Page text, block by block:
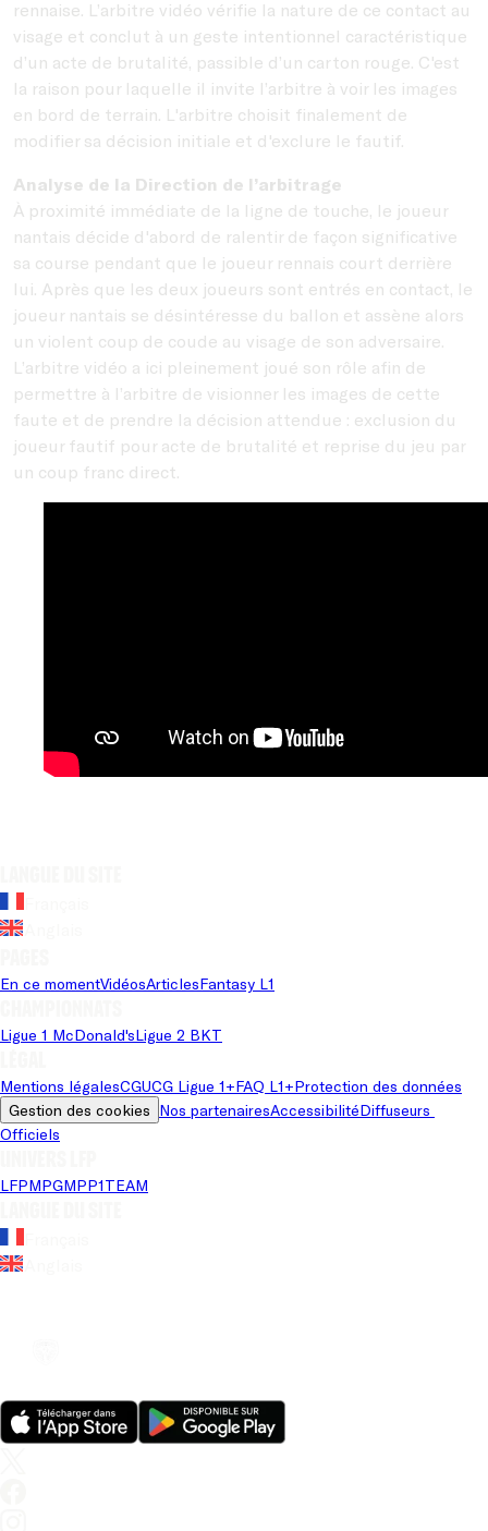
rennaise. L’arbitre vidéo vérifie la nature de ce contact au
visage et conclut à un geste intentionnel caractéristique
d’un acte de brutalité, passible d’un carton rouge. C'est
la raison pour laquelle il invite l’arbitre à voir les images
en bord de terrain. L'arbitre choisit finalement de
modifier sa décision initiale et d'exclure le fautif.
Analyse de la Direction de l’arbitrage
À proximité immédiate de la ligne de touche, le joueur
nantais décide d'abord de ralentir de façon significative
sa course pendant que le joueur rennais court derrière
lui. Après que les deux joueurs sont entrés en contact, le
joueur nantais se désintéresse du ballon et assène alors
un violent coup de coude au visage de son adversaire.
L’arbitre vidéo a ici pleinement joué son rôle afin de
permettre à l’arbitre de visionner les images de cette
faute et de prendre la décision attendue : exclusion du
joueur fautif pour acte de brutalité et reprise du jeu par
un coup franc direct.
En ce momentVidéosArticlesFantasy L1
Ligue 1 McDonald'sLigue 2 BKT
Mentions légalesCGUCG Ligue 1+FAQ L1+Protection des données
Gestion des cookies Nos partenairesAccessibilitéDiffuseurs
Officiels
LFPMPGMPP1TEAM